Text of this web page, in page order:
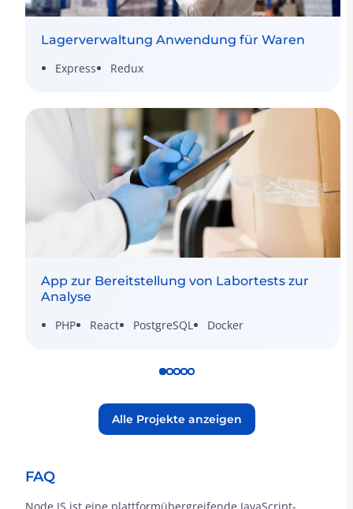
Lagerverwaltung Anwendung für Waren
Express
Redux
App zur Bereitstellung von Labortests zur
Analyse
PHP
React PostgreSQL Docker
Alle Projekte anzeigen
FAQ